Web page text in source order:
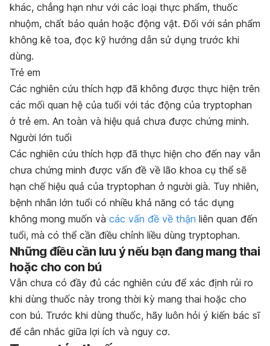
khác, chẳng hạn như với các loại thực phẩm, thuốc
nhuộm, chất bảo quản hoặc động vật. Đối với sản phẩm
không kê toa, đọc kỹ hướng dẫn sử dụng trước khi
dùng.
Trẻ em
Các nghiên cứu thích hợp đã không được thực hiện trên
các mối quan hệ của tuổi với tác động của tryptophan
ở trẻ em. An toàn và hiệu quả chưa được chứng minh.
Người lớn tuổi
Các nghiên cứu thích hợp đã thực hiện cho đến nay vẫn
chưa chứng minh được vấn đề về lão khoa cụ thể sẽ
hạn chế hiệu quả của tryptophan ở người già. Tuy nhiên,
bệnh nhân lớn tuổi có nhiều khả năng có tác dụng
không mong muốn và các vấn đề về thận liên quan đến
tuổi, mà có thể cần điều chỉnh liều dùng tryptophan.
Những điều cần lưu ý nếu bạn đang mang thai
hoặc cho con bú
Vẫn chưa có đầy đủ các nghiên cứu để xác định rủi ro
khi dùng thuốc này trong thời kỳ mang thai hoặc cho
con bú. Trước khi dùng thuốc, hãy luôn hỏi ý kiến bác sĩ
để cân nhắc giữa lợi ích và nguy cơ.